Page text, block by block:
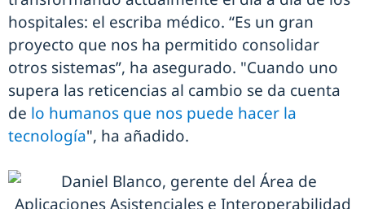
hospitales: el escriba médico. “Es un gran
proyecto que nos ha permitido consolidar
otros sistemas”, ha asegurado. "Cuando uno
supera las reticencias al cambio se da cuenta
de lo humanos que nos puede hacer la
tecnología", ha añadido.